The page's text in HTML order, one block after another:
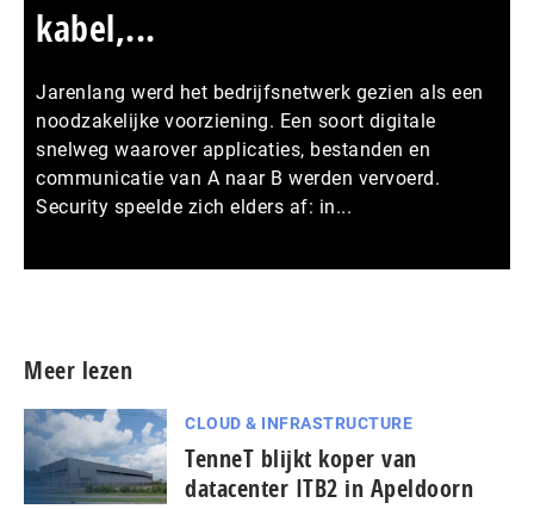
kabel,...
Jarenlang werd het bedrijfsnetwerk gezien als een
noodzakelijke voorziening. Een soort digitale
snelweg waarover applicaties, bestanden en
communicatie van A naar B werden vervoerd.
Security speelde zich elders af: in...
Meer lezen
CLOUD & INFRASTRUCTURE
TenneT blijkt koper van
datacenter ITB2 in Apeldoorn